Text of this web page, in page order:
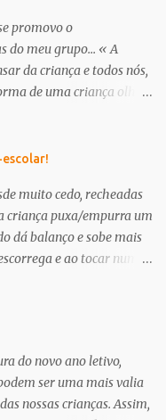
promovo o
do meu grupo... « A
da criança e todos nós,
de uma criança olhar
respeitar os seus
afetos tanto com as
curricular de sala ano
a encontrar dias
enfim, cada um dá-
Deixo-vos hoje algumas
muito cedo, recheadas
criança puxa/empurra um
dá balanço e sobe mais
e ao tocar num
ou quando pega um
ar frio sente as mãos
que a criança
acção, da manipulação
do novo ano letivo,
ser uma mais valia
nossas crianças. Assim,